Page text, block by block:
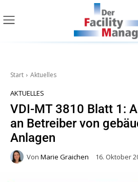
Start Aktuelles
AKTUELLES
VDI-MT 3810 Blatt 1:
an Betreiber von
Anlagen
Von Marie Graichen 16. Oktober